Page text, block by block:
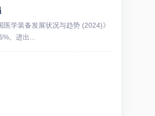
学装备发展状况与趋势 (2024)》
。进出...